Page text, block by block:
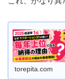
torepita.com